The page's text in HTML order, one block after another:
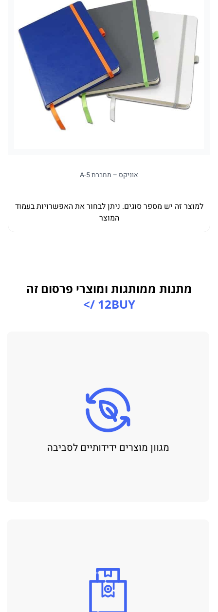
אוניקס – מחברת A-5
למוצר זה יש מספר סוגים. ניתן לבחור את האפשרויות בעמוד
המוצר
מתנות ממותגות ומוצרי פרסום זה
12BUY />
מגוון מוצרים ידידותיים לסביבה